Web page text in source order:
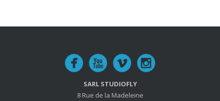
SARL STUDIOFLY
8 Rue de la Madeleine